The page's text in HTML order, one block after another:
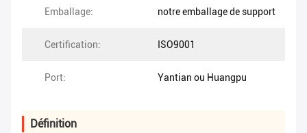
Emballage: notre emballage de support
Certification: ISO9001
Port: Yantian ou Huangpu
Définition